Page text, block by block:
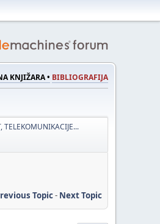
KNJIŽARA • BIBLIOGRAFIJA
TELEKOMUNIKACIJE...
Topic- Next Topic